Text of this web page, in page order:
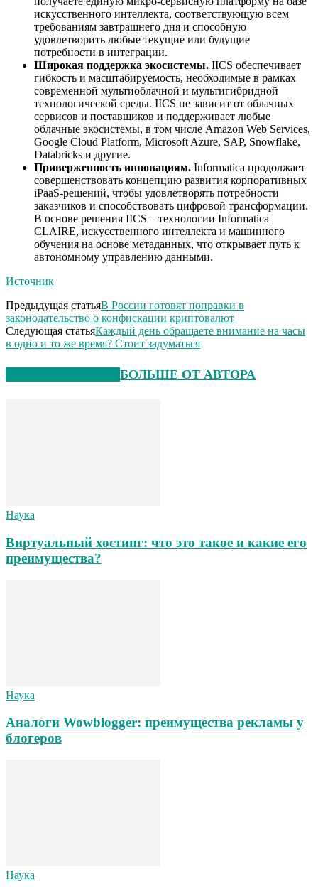
искусственного интеллекта, соответствующую всем
требованиям завтрашнего дня и способную
удовлетворить любые текущие или будущие
потребности в интеграции.
Широкая поддержка экосистемы. IICS обеспечивает
гибкость и масштабируемость, необходимые в рамках
современной мультиоблачной и мультигибридной
технологической среды. IICS не зависит от облачных
сервисов и поставщиков и поддерживает любые
облачные экосистемы, в том числе Amazon Web Services,
Google Cloud Platform, Microsoft Azure, SAP, Snowflake,
Databricks и другие.
Приверженность инновациям. Informatica продолжает
совершенствовать концепцию развития корпоративных
iPaaS-решений, чтобы удовлетворять потребности
заказчиков и способствовать цифровой трансформации.
В основе решения IICS – технологии Informatica
CLAIRE, искусственного интеллекта и машинного
обучения на основе метаданных, что открывает путь к
автономному управлению данными.
Источник
Предыдущая статьяВ России готовят поправки в
законодательство о конфискации криптовалют
Следующая статьяКаждый день обращаете внимание на часы
в одно и то же время? Стоит задуматься
БОЛЬШЕ ОТ АВТОРА
Наука
Виртуальный хостинг: что это такое и какие его
преимущества?
Наука
Аналоги Wowblogger: преимущества рекламы у
блогеров
Наука